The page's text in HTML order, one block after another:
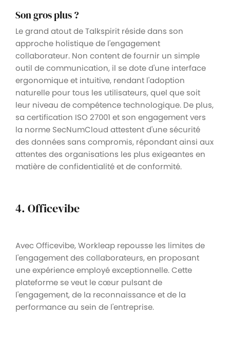
Son gros plus ?
Le grand atout de Talkspirit réside dans son
approche holistique de l'engagement
collaborateur. Non content de fournir un simple
outil de communication, il se dote d'une interface
ergonomique et intuitive, rendant l'adoption
naturelle pour tous les utilisateurs, quel que soit
leur niveau de compétence technologique. De plus,
sa certification ISO 27001 et son engagement vers
la norme SecNumCloud attestent d'une sécurité
des données sans compromis, répondant ainsi aux
attentes des organisations les plus exigeantes en
matière de confidentialité et de conformité.
4. Officevibe
Avec Officevibe, Workleap repousse les limites de
l'engagement des collaborateurs, en proposant
une expérience employé exceptionnelle. Cette
plateforme se veut le cœur pulsant de
l'engagement, de la reconnaissance et de la
performance au sein de l'entreprise.